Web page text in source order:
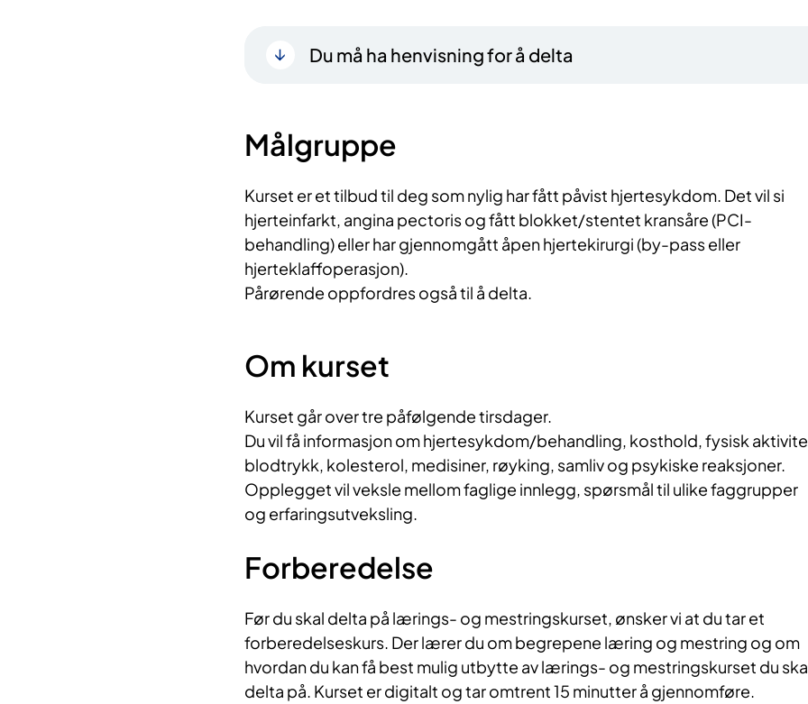
Du må ha henvisning for å delta
Målgruppe
Kurset er et tilbud til deg som nylig har fått påvist hjertesykdom. Det vil si
hjerteinfarkt, angina pectoris og fått blokket/stentet kransåre (PCI-
behandling) eller har gjennomgått åpen hjertekirurgi (by-pass eller
hjerteklaffoperasjon).
Pårørende oppfordres også til å delta.
Om kurset
Kurset går over tre påfølgende tirsdager.
Du vil få informasjon om hjertesykdom/behandling, kosthold, fysisk
blodtrykk, kolesterol, medisiner, røyking, samliv og psykiske reaksjoner.
Opplegget vil veksle mellom faglige innlegg, spørsmål til ulike faggrupper
og erfaringsutveksling.
Forberedelse
Før du skal delta på lærings- og mestringskurset, ønsker vi at du tar et
forberedelseskurs. Der lærer du om begrepene læring og mestring og om
hvordan du kan få best mulig utbytte av lærings- og mestringskurset du
delta på. Kurset er digitalt og tar omtrent 15 minutter å gjennomføre.